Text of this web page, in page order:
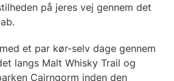
på jeres vej gennem det
et par kør-selv dage gennem
langs Malt Whisky Trail og
Cairngorm inden den